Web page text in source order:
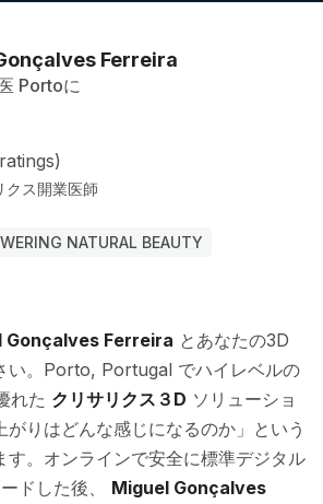
Ferreira
Portoに
クス開業医師
NATURAL BEAUTY
Gonçalves Ferreira とあなたの3D
い。Porto, Portugal でハイレベルの
れた クリサリクス３D ソリューショ
がりはどんな感じになるのか」という
す。オンラインで安全に標準デジタル
ドした後、 Miguel Gonçalves